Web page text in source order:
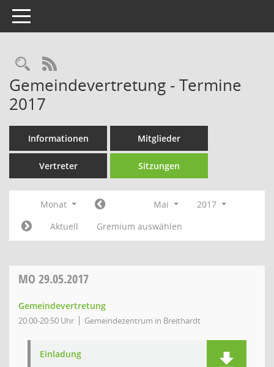
Toggle navigation
Rechercheauswahl
RSS-Feed
Gemeindevertretung - Termine
2017
Informationen Mitglieder
Vertreter Sitzungen
Monat Mai
2017
Aktuell
Gremium auswählen
MO 29.05.2017
Gemeindevertretung
20:00-20:50 Uhr Gemeindezentrum in Breithardt
Einladung